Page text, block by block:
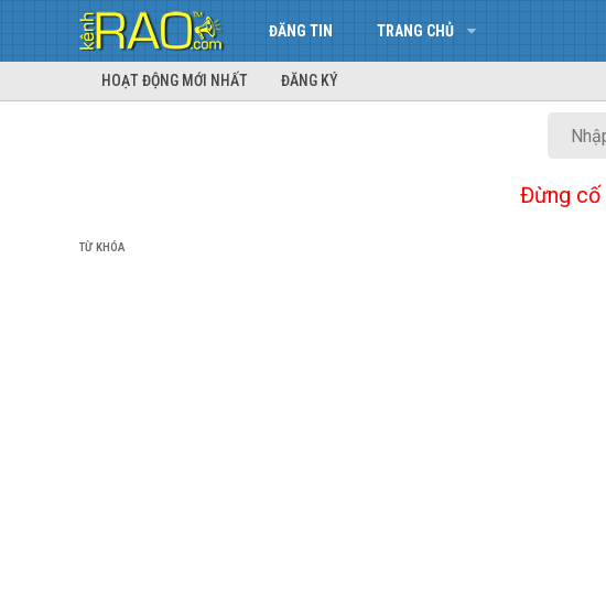
ĐĂNG TIN TRANG CHỦ
HOẠT ĐỘNG MỚI NHẤT ĐĂNG KÝ
Đừng cố
TỪ KHÓA